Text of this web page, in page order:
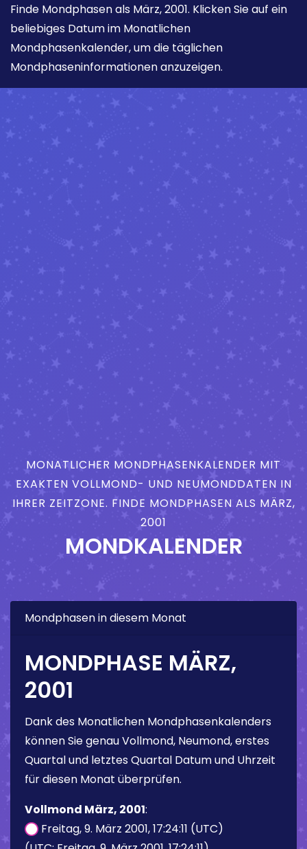
Finde Mondphasen als März, 2001. Klicken Sie auf ein
beliebiges Datum im Monatlichen
Mondphasenkalender, um die täglichen
Mondphaseninformationen anzuzeigen.
MONATLICHER MONDPHASENKALENDER MIT
EXAKTEN VOLLMOND- UND NEUMONDDATEN IN
IHRER ZEITZONE. FINDE MONDPHASEN ALS MÄRZ,
2001
MONDKALENDER
Mondphasen in diesem Monat
MONDPHASE MÄRZ,
2001
Dank des Monatlichen Mondphasenkalenders
können Sie genau Vollmond, Neumond, erstes
Quartal und letztes Quartal Datum und Uhrzeit
für diesen Monat überprüfen.
Vollmond März, 2001:
Freitag, 9. März 2001, 17:24:11 (UTC)